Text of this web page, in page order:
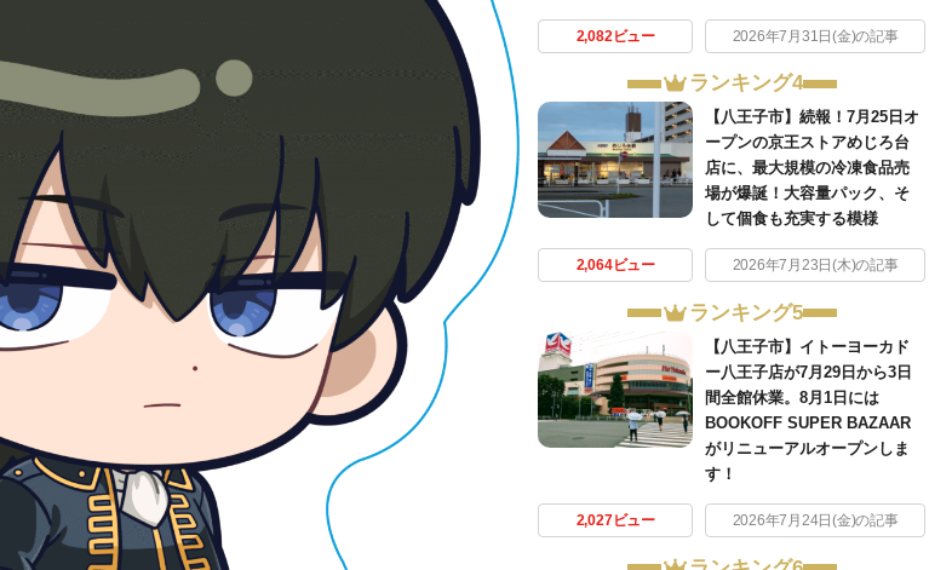
2,082ビュー 2026年7月31日(金)の記事
ランキング4
【八王子市】続報！7月25日オ
ープンの京王ストアめじろ台
店に、最大規模の冷凍食品売
場が爆誕！大容量パック、そ
して個食も充実する模様
2,064ビュー 2026年7月23日(木)の記事
ランキング5
【八王子市】イトーヨーカド
ー八王子店が7月29日から3日
間全館休業。8月1日には
BOOKOFF SUPER BAZAAR
がリニューアルオープンしま
す！
2,027ビュー 2026年7月24日(金)の記事